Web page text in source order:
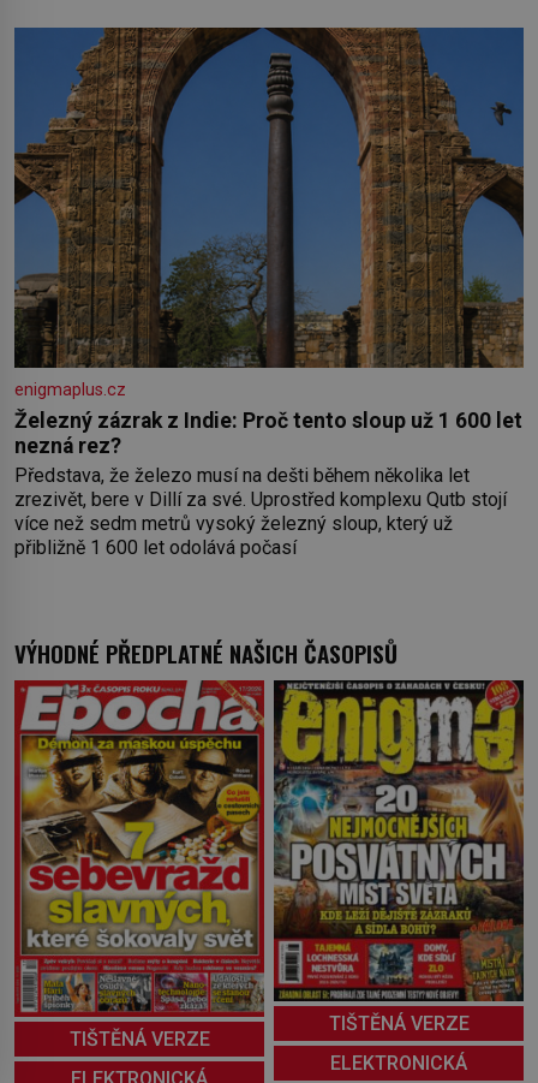
obyčejnou kulisu letního koupání. Stačí se však podívat
enigmaplus.cz
Železný zázrak z Indie: Proč tento sloup už 1 600 let
nezná rez?
Představa, že železo musí na dešti během několika let
zrezivět, bere v Dillí za své. Uprostřed komplexu Qutb stojí
více než sedm metrů vysoký železný sloup, který už
přibližně 1 600 let odolává počasí
VÝHODNÉ PŘEDPLATNÉ NAŠICH ČASOPISŮ
TIŠTĚNÁ VERZE
TIŠTĚNÁ VERZE
ELEKTRONICKÁ